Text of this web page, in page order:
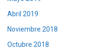
Abril 2019
Noviembre 2018
Octubre 2018